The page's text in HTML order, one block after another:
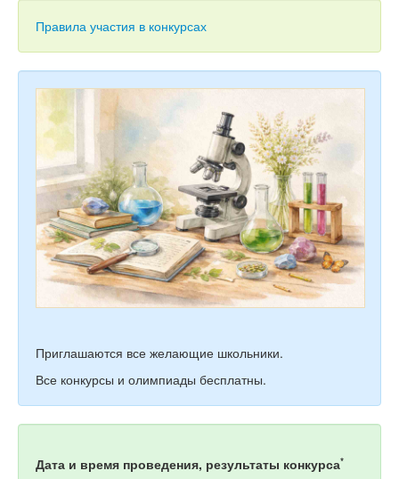
Учитель
Правила участия в конкурсах
Приглашаются все желающие школьники.
Все конкурсы и олимпиады бесплатны.
Дата и время проведения, результаты конкурса*